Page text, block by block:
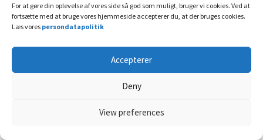
For at gøre din oplevelse af vores side så god som muligt, bruger vi cookies. Ved at
fortsætte med at bruge vores hjemmeside accepterer du, at der bruges cookies.
Læs vores persondatapolitik
Accepterer
Deny
View preferences
DOKTORN.com blev grundlagt i 1999 af Add Health
Media AB med det formål at formidle viden og
information om medicin, sundhed og velvære til
sundhedsvæsenet og den brede offentlighed.